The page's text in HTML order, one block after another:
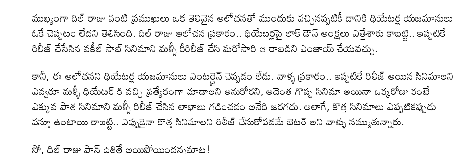
ముఖ్యంగా దిల్ రాజు వంటి ప్రముఖులు ఒక తెలివైన ఆలోచనతో ముందుకు వచ్చినప్పటికీ దానికి థియేటర్ల యజమానులు
ఓకే చెప్పటం లేదని తెలిసింది. దిల్ రాజు ఆలోచన ప్రకారం.. థియేటర్లపై లాక్ డౌన్ ఆంక్షలు ఎత్తేశారు కాబట్టి.. ఇప్పటికే
రిలీజ్ చేసేసిన వకీల్ సాబ్ సినిమాని మళ్ళీ రీరిలీజ్ చేసి మరోసారి ఆ రాబడిని ఎంజాయ్ చేయవచ్చు.
కానీ, ఈ ఆలోచనని థియేటర్ల యజమానులు ఎంటర్టైన్ చెప్పడం లేదు. వాళ్ళ ప్రకారం.. ఇప్పటికే రిలీజ్ అయిన సినిమాలని
ఎవ్వరూ మళ్ళీ థియేటర్ కి వచ్చి ప్రత్యేకంగా చూడాలని అనుకోరని, అదెంత గొప్ప సినిమా అయినా ఒక్కరోజు కంటే
ఎక్కువ పాత సినిమాని మళ్ళీ రిలీజ్ చేసిన లాభాలు గడించడం అనేది జరగదు. అలాగే, కొత్త సినిమాలు ఎప్పటికప్పుడు
వస్తూ ఉంటాయి కాబట్టి.. ఎప్పుడైనా కొత్త సినిమాలని రిలీజ్ చేసుకోవడమే బెటర్ అని వాళ్ళు నమ్ముతున్నారు.
సో, దిల్ రాజు ప్లాన్ ఉత్తిత్తే అయిపోయిందన్నమాట!